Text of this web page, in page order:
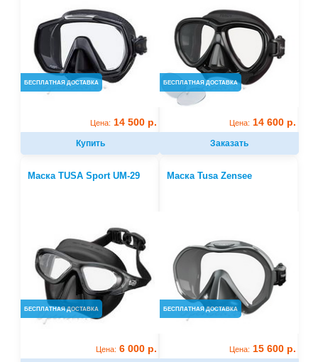
БЕСПЛАТНАЯ ДОСТАВКА
Цена: 14 500 р.
Купить
БЕСПЛАТНАЯ ДОСТАВКА
Цена: 14 600 р.
Заказать
Маска TUSA Sport UM-29
БЕСПЛАТНАЯ ДОСТАВКА
Цена: 6 000 р.
Маска Tusa Zensee
БЕСПЛАТНАЯ ДОСТАВКА
Цена: 15 600 р.